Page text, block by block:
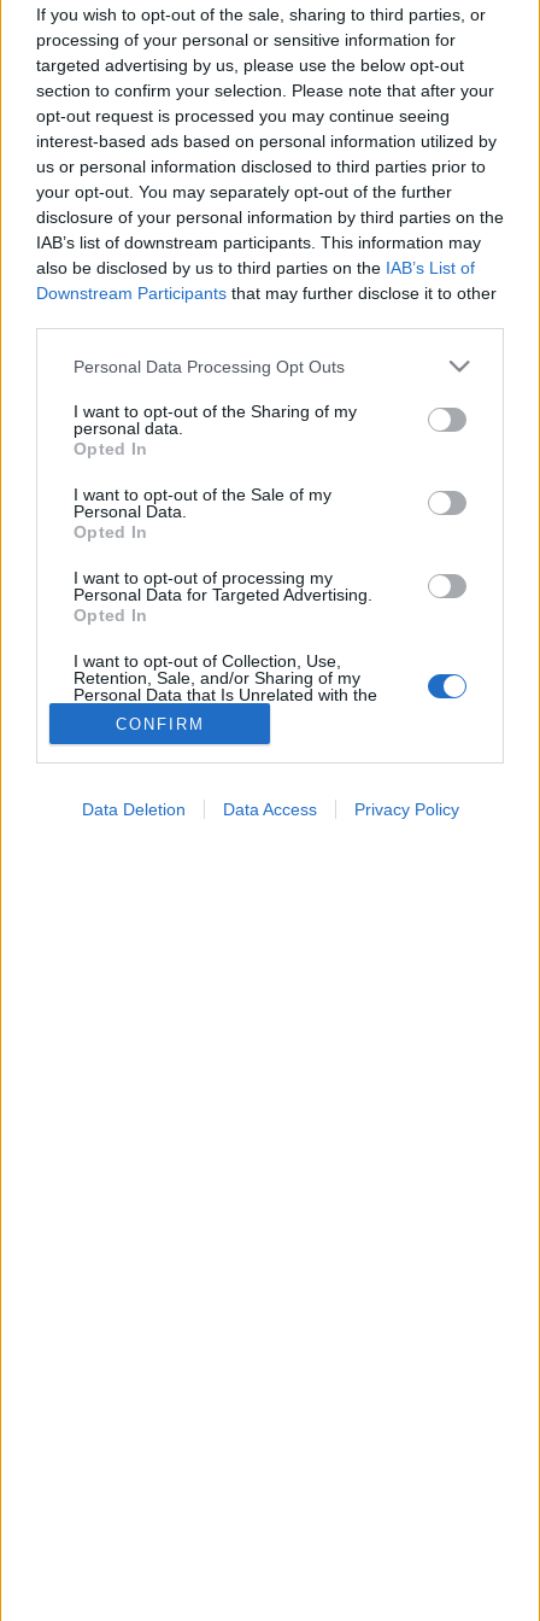
If you wish to opt-out of the sale, sharing to third parties, or
processing of your personal or sensitive information for
targeted advertising by us, please use the below opt-out
section to confirm your selection. Please note that after your
opt-out request is processed you may continue seeing
interest-based ads based on personal information utilized by
us or personal information disclosed to third parties prior to
your opt-out. You may separately opt-out of the further
disclosure of your personal information by third parties on the
IAB’s list of downstream participants. This information may
also be disclosed by us to third parties on the IAB’s List of
Downstream Participants that may further disclose it to other
Please note that this website/app uses one or more Google
not limited to your visit or usage behaviour. You may click to
grant or deny consent to Google and its third-party tags to
use your data for below specified purposes in below Google
consent section.
Personal Data Processing Opt Outs
I want to opt-out of the Sharing of my
personal data.
Opted In
I want to opt-out of the Sale of my
Personal Data.
Opted In
I want to opt-out of processing my
Personal Data for Targeted Advertising.
Opted In
I want to opt-out of Collection, Use,
Retention, Sale, and/or Sharing of my
Personal Data that Is Unrelated with the
Purposes for which it was collected.
Opted Out
CONFIRM
Data Deletion Data Access Privacy Policy
kettő
2025. május 23. 15:24
Küldés Küldés Messengeren